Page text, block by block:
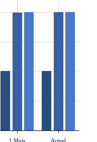
1 Mois Actuel